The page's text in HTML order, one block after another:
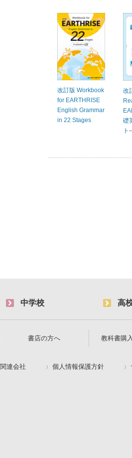
改訂版 Workbook
for EARTHRISE
English Grammar
in 22 Stages
改
礎
中学校 高
書店の方へ 教科書購
関連会社 個人情報保護方針